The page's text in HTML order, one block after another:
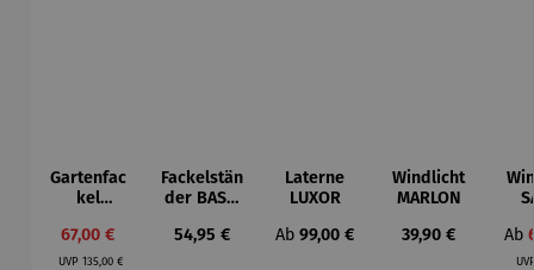
Gartenfac
kel
breit
Verkaufspreis:
67,00 €
UVP Regulärer Preis:
135,00 €
Fackelstän
der BASO
Regulärer Preis:
54,95 €
Laterne
LUXOR
Regulärer Preis:
Ab99,00 €
Windlicht
MARLON
Regulärer Preis:
39,90 € Ab